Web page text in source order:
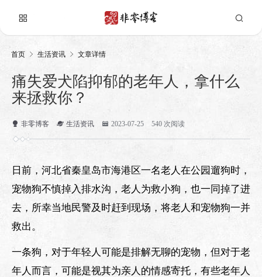
首页 生活资讯 文章详情
痛失爱犬陷抑郁的老年人，拿什么
来拯救你？
非零博客 生活资讯 2023-07-25 540 次阅读
日前，河北省秦皇岛市海港区一名老人在公园遛狗时，
宠物狗不慎掉入排水沟，老人为救小狗，也一同掉了进
去，所幸当地民警及时赶到现场，将老人和宠物狗一并
救出。
一条狗，对于年轻人可能是排解无聊的宠物，但对于老
年人而言，可能是视其为亲人的情感寄托，有些老年人